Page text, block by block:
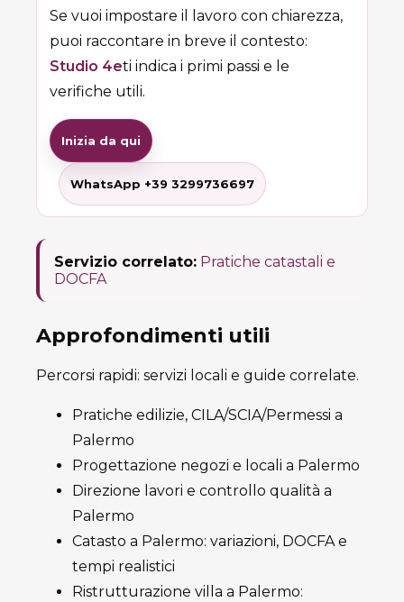
Se vuoi impostare il lavoro con chiarezza,
puoi raccontare in breve il contesto:
Studio 4eti indica i primi passi e le
verifiche utili.
Inizia da qui
WhatsApp +39 3299736697
Servizio correlato: Pratiche catastali e
DOCFA
Approfondimenti utili
Percorsi rapidi: servizi locali e guide correlate.
Pratiche edilizie, CILA/SCIA/Permessi a
Palermo
Progettazione negozi e locali a Palermo
Direzione lavori e controllo qualità a
Palermo
Catasto a Palermo: variazioni, DOCFA e
tempi realistici
Ristrutturazione villa a Palermo: